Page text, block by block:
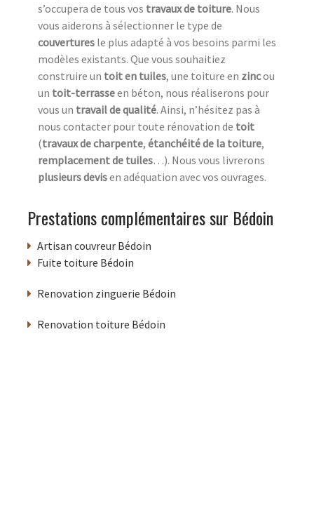
s’occupera de tous vos travaux de toiture. Nous
vous aiderons à sélectionner le type de
couvertures le plus adapté à vos besoins parmi les
modèles existants. Que vous souhaitiez
construire un toit en tuiles, une toiture en zincou
un toit-terrasseen béton, nous réaliserons pour
vous un travail de qualité. Ainsi, n’hésitez pas à
nous contacter pour toute rénovation de toit
(travaux de charpente, étanchéité de la toiture,
remplacement de tuiles…). Nous vous livrerons
plusieurs devisen adéquation avec vos ouvrages.
Prestations complémentaires sur Bédoin
Artisan couvreur Bédoin
Fuite toiture Bédoin
Renovation zinguerie Bédoin
Renovation toiture Bédoin